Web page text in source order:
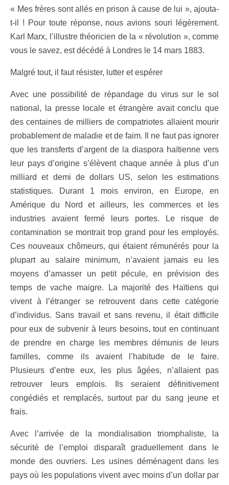
« Mes frères sont allés en prison à cause de lui », ajouta-
t-il ! Pour toute réponse, nous avions souri légèrement.
Karl Marx, l’illustre théoricien de la « révolution », comme
vous le savez, est décédé à Londres le 14 mars 1883.
Malgré tout, il faut résister, lutter et espérer
Avec une possibilité de répandage du virus sur le sol
national, la presse locale et étrangère avait conclu que
des centaines de milliers de compatriotes allaient mourir
probablement de maladie et de faim. Il ne faut pas ignorer
que les transferts d’argent de la diaspora haïtienne vers
leur pays d’origine s’élèvent chaque année à plus d’un
milliard et demi de dollars US, selon les estimations
statistiques. Durant 1 mois environ, en Europe, en
Amérique du Nord et ailleurs, les commerces et les
industries avaient fermé leurs portes. Le risque de
contamination se montrait trop grand pour les employés.
Ces nouveaux chômeurs, qui étaient rémunérés pour la
plupart au salaire minimum, n’avaient jamais eu les
moyens d’amasser un petit pécule, en prévision des
temps de vache maigre. La majorité des Haïtiens qui
vivent à l’étranger se retrouvent dans cette catégorie
d’individus. Sans travail et sans revenu, il était difficile
pour eux de subvenir à leurs besoins, tout en continuant
de prendre en charge les membres démunis de leurs
familles, comme ils avaient l’habitude de le faire.
Plusieurs d’entre eux, les plus âgées, n’allaient pas
retrouver leurs emplois. Ils seraient définitivement
congédiés et remplacés, surtout par du sang jeune et
frais.
Avec l’arrivée de la mondialisation triomphaliste, la
sécurité de l’emploi disparaît graduellement dans le
monde des ouvriers. Les usines déménagent dans les
pays où les populations vivent avec moins d’un dollar par